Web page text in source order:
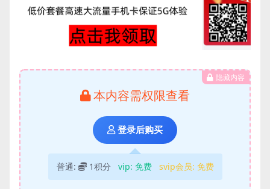
隐藏内容
本内容需权限查看
登录后购买
普通: 1积分 vip: 免费 svip会员: 免费